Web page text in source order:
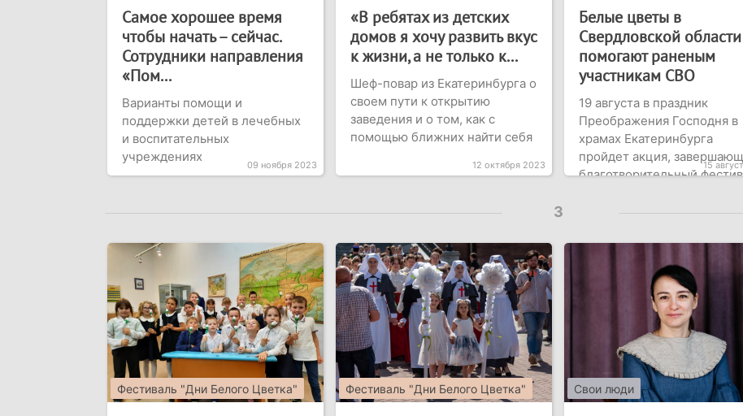
Самое хорошее время
чтобы начать – сейчас.
Сотрудники направления
«Пом...
Варианты помощи и
поддержки детей в лечебных
и воспитательных
учреждениях
09 ноября 2023
«В ребятах из детских
домов я хочу развить вкус
к жизни, а не только к...
Шеф-повар из Екатеринбурга о
своем пути к открытию
заведения и о том, как с
помощью ближних найти себя
12 октября 2023
Белые цветы в
Свердловской области
помогают раненым
участникам СВО
19 августа в праздник
Преображения Господня в
храмах Екатеринбурга
пройдет акция,
благотворительный
15
3
Фестиваль "Дни Белого Цветка" Фестиваль "Дни Белого Цветка" Свои люди